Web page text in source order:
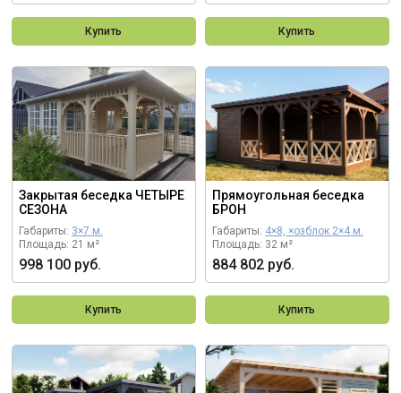
Купить Купить
Закрытая беседка ЧЕТЫРЕ
СЕЗОНА
Габариты: 3×7 м.
Площадь: 21 м²
998 100 руб.
Купить
Прямоугольная беседка
БРОН
Габариты: 4×8, ×озблок 2×4 м.
Площадь: 32 м²
884 802 руб.
Купить